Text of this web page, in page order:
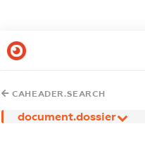
CAHEADER.SEARCH
document.dossier